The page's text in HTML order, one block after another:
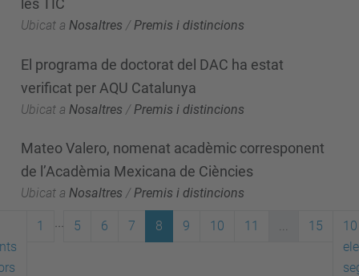
les TIC
Ubicat a Nosaltres /Premis i distincions
El programa de doctorat del DAC ha estat
verificat per AQU Catalunya
Ubicat a Nosaltres / Premis i distincions
Mateo Valero, nomenat acadèmic corresponent
de l’Acadèmia Mexicana de Ciències
Ubicat a Nosaltres /Premis i distincions
1 5 6 7 8 9 10 11 ... 15
10